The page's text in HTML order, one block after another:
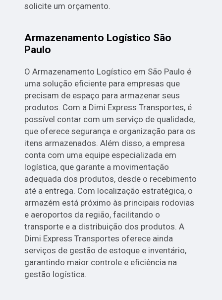
solicite um orçamento.
Armazenamento Logístico São
Paulo
O Armazenamento Logístico em São Paulo é
uma solução eficiente para empresas que
precisam de espaço para armazenar seus
produtos. Com a Dimi Express Transportes, é
possível contar com um serviço de qualidade,
que oferece segurança e organização para os
itens armazenados. Além disso, a empresa
conta com uma equipe especializada em
logística, que garante a movimentação
adequada dos produtos, desde o recebimento
até a entrega. Com localização estratégica, o
armazém está próximo às principais rodovias
e aeroportos da região, facilitando o
transporte e a distribuição dos produtos. A
Dimi Express Transportes oferece ainda
serviços de gestão de estoque e inventário,
garantindo maior controle e eficiência na
gestão logística.